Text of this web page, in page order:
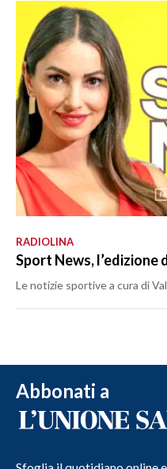
RADIOLINA
Sport News, l’edizione
Le notizie sportive a cura di
Abbonati a